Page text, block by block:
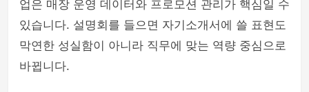
업은 매장 운영 데이터와 프로모션 관리가 핵심일 수
있습니다. 설명회를 들으면 자기소개서에 쓸 표현도
막연한 성실함이 아니라 직무에 맞는 역량 중심으로
바뀝니다.